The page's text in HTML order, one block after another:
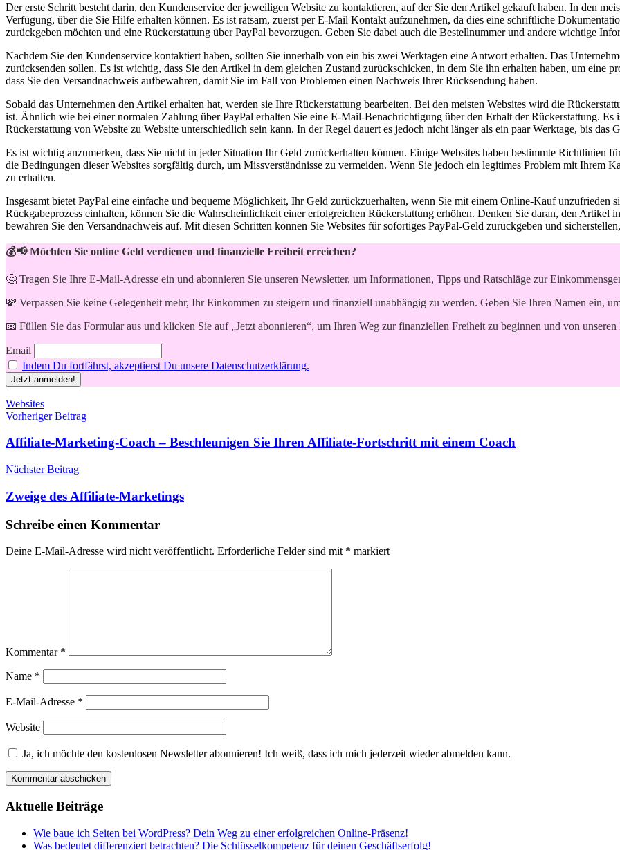
Der erste Schritt besteht darin, den Kundenservice der⁢ jeweiligen Website zu kontaktieren, auf der Sie den Artikel ​gekauft haben. In den
Verfügung, über die Sie Hilfe erhalten können.‌ Es ist ratsam, ⁤zuerst per E-Mail Kontakt ⁤aufzunehmen, da dies eine schriftliche
zurückgeben‍ möchten und ​eine Rückerstattung über PayPal bevorzugen. Geben Sie dabei auch die ‍Bestellnummer und ‌andere wichtige
Nachdem Sie den Kundenservice kontaktiert haben, sollten Sie innerhalb von ein bis zwei Werktagen eine Antwort erhalten. ⁢Das
zurücksenden ‍sollen. Es ist wichtig, dass Sie den Artikel in dem​ gleichen Zustand zurückschicken, in dem Sie ihn erhalten ​haben, um‍ eine
dass Sie den⁣ Versandnachweis aufbewahren, damit Sie im Fall von Problemen⁢ einen Nachweis Ihrer Rücksendung haben.
Sobald das Unternehmen den Artikel erhalten hat, werden sie Ihre Rückerstattung ⁤bearbeiten. Bei den meisten Websites wird ⁣die
⁣ist. Ähnlich wie bei einer ‌normalen Zahlung ⁢über PayPal erhalten ​Sie eine E-Mail-Benachrichtigung über ‍den Erhalt der Rückerstattung. Es
Rückerstattung von Website zu Website⁣ unterschiedlich sein kann. In der Regel dauert es jedoch nicht länger als ein ⁤paar Werktage, bis das⁢
Es ist wichtig anzumerken, dass Sie nicht in jeder Situation Ihr Geld zurückerhalten können. Einige Websites haben⁣ bestimmte Richtlinien
die Bedingungen dieser Websites sorgfältig ‌durch, um Missverständnisse⁤ zu‌ vermeiden. ⁤Wenn Sie jedoch ein legitimes ⁤Problem​ mit Ihrem‌
zu erhalten.
Insgesamt bietet PayPal eine einfache und bequeme Möglichkeit, Ihr​ Geld zurückzuerhalten, wenn Sie mit einem​ Online-Kauf unzufrieden
Rückgabeprozess einhalten, können ⁣Sie die Wahrscheinlichkeit einer erfolgreichen Rückerstattung ⁢erhöhen. Denken Sie ⁣daran, den Artikel
bewahren Sie den Versandnachweis auf. Mit diesen Schritten können Sie Websites für sofortiges PayPal-Geld zurückgeben und
💰📢 Möchten Sie online Geld verdienen und finanzielle Freiheit erreichen?
🤔 Tragen Sie Ihre E-Mail-Adresse ein und abonnieren Sie unseren Newsletter, um Informationen, Tipps und Ratschläge zur
💸 Verpassen Sie keine Gelegenheit mehr, Ihr Einkommen zu steigern und finanziell unabhängig zu werden. Geben Sie Ihren Namen ein,
📧 Füllen Sie das Formular aus und klicken Sie auf „Jetzt abonnieren“, um Ihren Weg zur finanziellen Freiheit zu beginnen und von
Email
Indem Du fortfährst, akzeptierst Du unsere Datenschutzerklärung.
Schlagwörter
Websites
Beitragsnavigation
Vorheriger Beitrag
Affiliate-Marketing-Coach – Beschleunigen Sie Ihren Affiliate-Fortschritt mit einem Coach
Nächster Beitrag
Zweige des Affiliate-Marketings
Schreibe einen Kommentar
Deine E-Mail-Adresse wird nicht veröffentlicht. Erforderliche Felder sind mit * markiert
Kommentar *
Name *
E-Mail-Adresse *
Website
Ja, ich möchte den kostenlosen Newsletter abonnieren! Ich weiß, dass ich mich jederzeit wieder abmelden kann.
Aktuelle Beiträge
Wie baue ich Seiten bei WordPress? Dein Weg zu einer erfolgreichen Online-Präsenz!
Was bedeutet differenziert betrachten? Die Schlüsselkompetenz für deinen Geschäftserfolg!